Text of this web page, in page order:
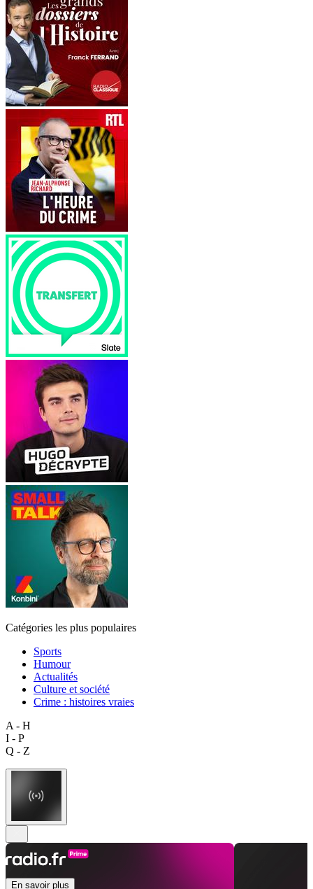
Catégories les plus populaires
Sports
Humour
Actualités
Culture et société
Crime : histoires vraies
A - H
I - P
Q - Z
En savoir plus